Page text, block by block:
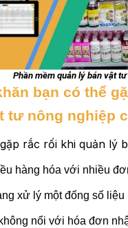
Phần mềm quản lý bán vật
bạn có thể
tư nông nghiệp
rắc rối khi quản lý
hàng hóa với nhiều
xử lý một đống số liệu
nổi với hóa đơn